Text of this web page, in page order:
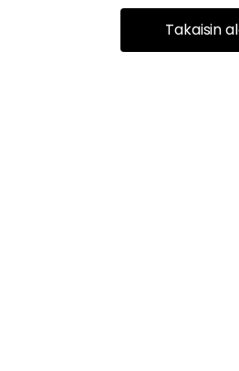
Takaisin